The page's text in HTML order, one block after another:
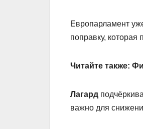
Европарламент
поправку,
Читайте также:
Лагард
важно для